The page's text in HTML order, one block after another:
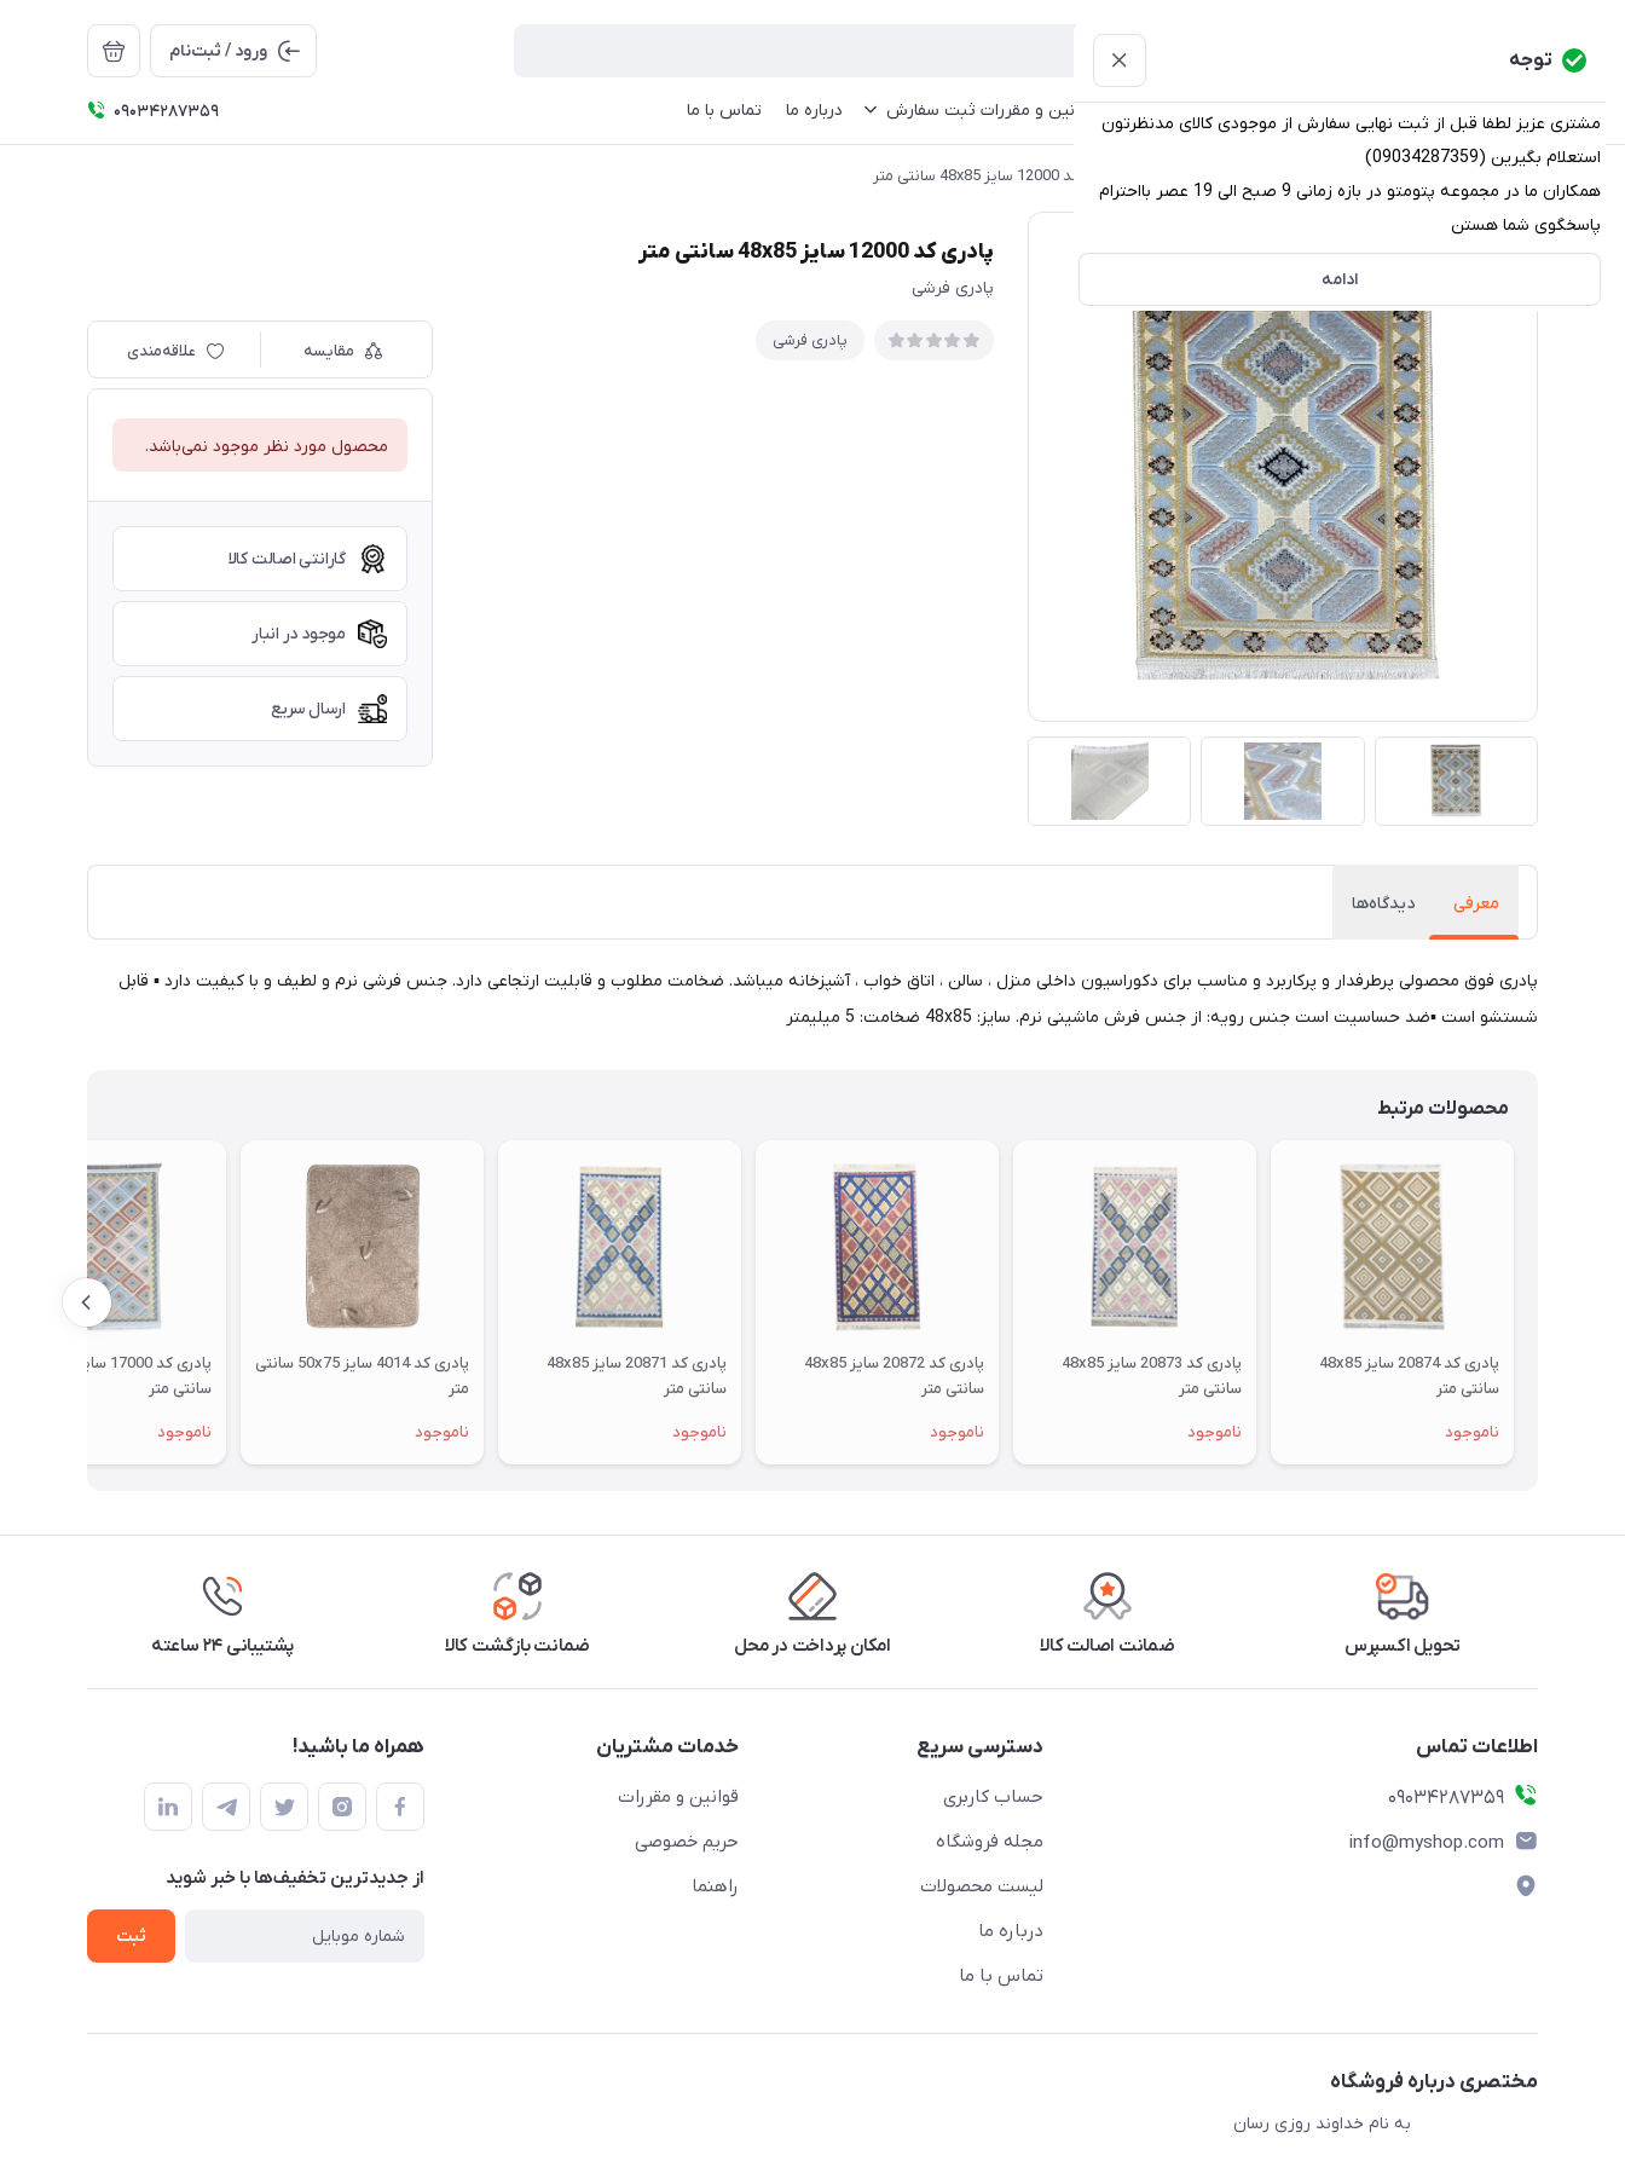
توجه
مشتری عزیز لطفا قبل از ثبت نهایی سفارش از موجودی کالای مدنظرتون
استعلام بگیرین (09034287359)
همکاران ما در مجموعه پتومتو در بازه زمانی 9 صبح الی 19 عصر بااحترام
پاسخگوی شما هستن
ادامه
ورود / ثبت‌نام
دسته‌بندی کالاها خانه دسته بندی محصولات قوانین و مقررات ثبت سفارش درباره ما تماس با ما 09034287359
پادری کد 12000 سایز 48x85 سانتی متر
پادری کد 12000 سایز 48x85 سانتی متر
پادری فرشی
پادری فرشی
مقایسه علاقه‌مندی
محصول مورد نظر موجود نمی‌باشد.
گارانتی اصالت کالا
موجود در انبار
ارسال سریع
معرفی دیدگاه‌ها
پادری فوق محصولی پرطرفدار و پرکاربرد و مناسب برای دکوراسیون داخلی منزل ، سالن ، اتاق خواب ، آشپزخانه میباشد. ضخامت مطلوب و قابلیت ارتجاعی دارد. جنس فرشی نرم و لطیف و با کیفیت دارد ▪ قابل
شستشو است ▪ضد حساسیت است جنس رویه: از جنس فرش ماشینی نرم. سایز: 48x85 ضخامت: 5 میلیمتر
محصولات مرتبط
پادری کد 20874 سایز 48x85
سانتی متر
ناموجود
پادری کد 20873 سایز 48x85
سانتی متر
ناموجود
پادری کد 20872 سایز 48x85
سانتی متر
ناموجود
پادری کد 20871 سایز 48x85
سانتی متر
ناموجود
پادری کد 4014 سایز 50x75 سانتی
متر
ناموجود
سانتی متر
ناموجود
تحویل اکسپرس ضمانت اصالت کالا امکان پرداخت در محل ضمانت بازگشت کالا پشتیبانی ۲۴ ساعته
اطلاعات تماس
09034287359
info@myshop.com
دسترسی سریع
حساب کاربری
مجله فروشگاه
لیست محصولات
درباره ما
تماس با ما
خدمات مشتریان
قوانین و مقررات
حریم خصوصی
راهنما
همراه ما باشید!
از جدید‌ترین تخفیف‌ها با‌ خبر شوید
ثبت
مختصری درباره فروشگاه
به نام خداوند روزی رسان